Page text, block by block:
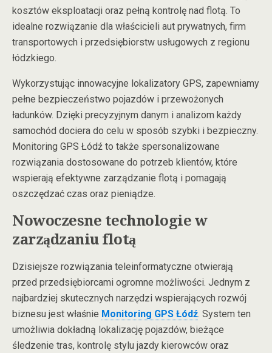
kosztów eksploatacji oraz pełną kontrolę nad flotą. To
idealne rozwiązanie dla właścicieli aut prywatnych, firm
transportowych i przedsiębiorstw usługowych z regionu
łódzkiego.
Wykorzystując innowacyjne lokalizatory GPS, zapewniamy
pełne bezpieczeństwo pojazdów i przewożonych
ładunków. Dzięki precyzyjnym danym i analizom każdy
samochód dociera do celu w sposób szybki i bezpieczny.
Monitoring GPS Łódź to także spersonalizowane
rozwiązania dostosowane do potrzeb klientów, które
wspierają efektywne zarządzanie flotą i pomagają
oszczędzać czas oraz pieniądze.
Nowoczesne technologie w
zarządzaniu flotą
Dzisiejsze rozwiązania teleinformatyczne otwierają
przed przedsiębiorcami ogromne możliwości. Jednym z
najbardziej skutecznych narzędzi wspierających rozwój
biznesu jest właśnie Monitoring GPS Łódź. System ten
umożliwia dokładną lokalizację pojazdów, bieżące
śledzenie tras, kontrolę stylu jazdy kierowców oraz